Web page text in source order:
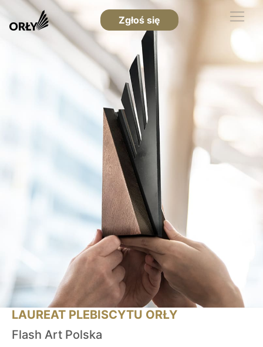
Zgłoś się
LAUREAT PLEBISCYTU ORŁY
Flash Art Polska